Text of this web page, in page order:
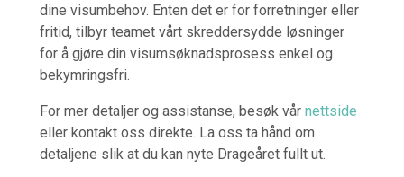
dine visumbehov. Enten det er for forretninger eller
fritid, tilbyr teamet vårt skreddersydde løsninger
for å gjøre din visumsøknadsprosess enkel og
bekymringsfri.
For mer detaljer og assistanse, besøk vår nettside
eller kontakt oss direkte. La oss ta hånd om
detaljene slik at du kan nyte Drageåret fullt ut.